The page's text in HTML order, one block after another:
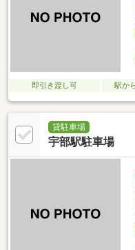
即引き渡し可 駅か
貸駐車場
宇部駅駐車場